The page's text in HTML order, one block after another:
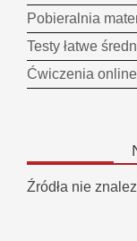
Pobieralnia
Testy łatwe
Ćwiczenia online
Źródła nie